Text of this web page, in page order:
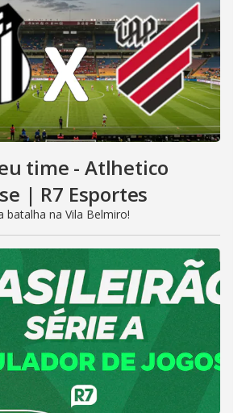
time - Atlhetico
| R7 Esportes
batalha na Vila Belmiro!